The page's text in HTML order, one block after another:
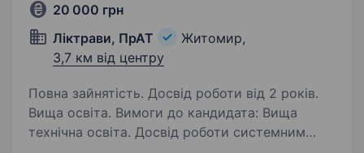
20 000 грн
Ліктрави, ПрАТ
Житомир,
3,7 км від центру
Повна зайнятість. Досвід роботи від 2 років.
Вища освіта. Вимоги до кандидата: Вища
технічна освіта. Досвід роботи системним